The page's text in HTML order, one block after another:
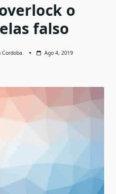
o
falso
Cordoba. Ago 4, 2019